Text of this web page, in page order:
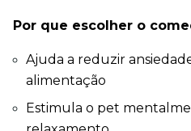
Por que escolher o
Ajuda a reduzir
alimentação
Estimula o pet